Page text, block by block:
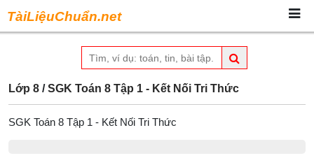
TàiLiệuChuẩn.net
Lớp 8 /SGK Toán 8 Tập 1 - Kết Nối Tri Thức
SGK Toán 8 Tập 1 - Kết Nối Tri Thức